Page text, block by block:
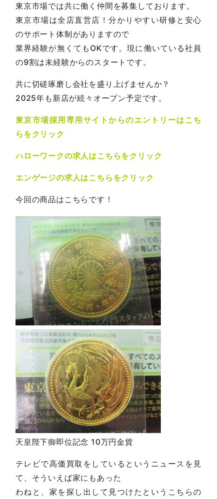
東京市場では共に働く仲間を募集しております。
東京市場は全店直営店！分かりやすい研修と安心
のサポート体制がありますので
業界経験が無くてもOKです。現に働いている社員
の9割は未経験からのスタートです。
共に切磋琢磨し会社を盛り上げませんか？
2025年も新店が続々オープン予定です。
東京市場採用専用サイトからのエントリーはこち
らをクリック
ハローワークの求人はこちらをクリック
エンゲージの求人はこちらをクリック
今回の商品はこちらです！
天皇陛下御即位記念 10万円金貨
テレビで高価買取をしているというニュースを見
て、そういえば家にもあった
わねと、家を探し出して見つけたというこちらの